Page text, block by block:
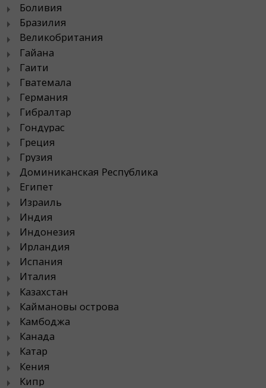
Боливия
Бразилия
Великобритания
Гайана
Гаити
Гватемала
Германия
Гибралтар
Гондурас
Греция
Грузия
Доминиканская Республика
Египет
Израиль
Индия
Индонезия
Ирландия
Испания
Италия
Казахстан
Каймановы острова
Камбоджа
Канада
Катар
Кения
Кипр